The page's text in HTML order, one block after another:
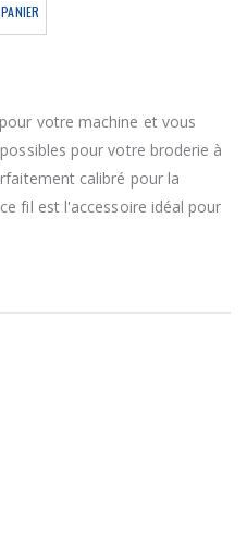
votre machine et vous
pour votre broderie à
calibré pour la
fil est l'accessoire idéal pour